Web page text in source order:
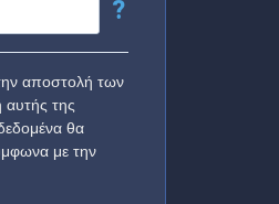
?
αποστολή των
της
θα
με την